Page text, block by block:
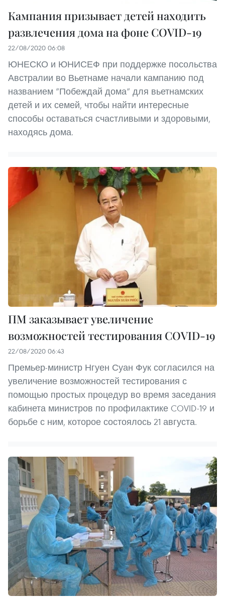
Кампания призывает детей находить
развлечения дома на фоне COVID-19
22/08/2020 06:08
ЮНЕСКО и ЮНИСЕФ при поддержке посольства
Австралии во Вьетнаме начали кампанию под
названием “Побеждай дома” для вьетнамских
детей и их семей, чтобы найти интересные
способы оставаться счастливыми и здоровыми,
находясь дома.
ПМ заказывает увеличение
возможностей тестирования COVID-19
22/08/2020 06:43
Премьер-министр Нгуен Суан Фук согласился на
увеличение возможностей тестирования с
помощью простых процедур во время заседания
кабинета министров по профилактике COVID-19 и
борьбе с ним, которое состоялось 21 августа.